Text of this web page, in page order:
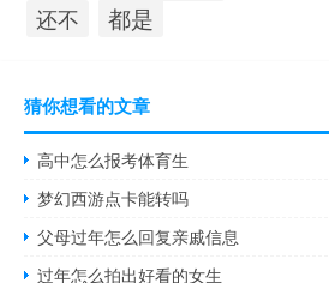
还不 都是
猜你想看的文章
高中怎么报考体育生
梦幻西游点卡能转吗
父母过年怎么回复亲戚信息
过年怎么拍出好看的女生